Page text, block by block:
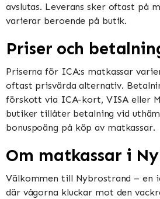
avslutas. Leverans sker oftast på
varierar beroende på butik​​​​.
Priser och
Priserna för ICA:s matkassar
oftast prisvärda alternativ.
förskott via ICA-kort, VISA eller
butiker tillåter betalning vid
bonuspoäng på köp av matkassar​​.
Om matkassar i
Välkommen till Nybrostrand – en
där vågorna kluckar mot den